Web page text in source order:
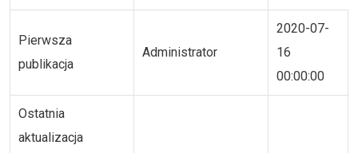
Pierwsza
publikacja
Administrator
2020-07-
16
00:00:00
Ostatnia
aktualizacja